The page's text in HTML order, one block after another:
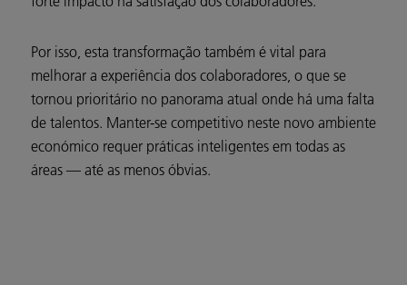
Por isso, esta transformação também é vital para
melhorar a experiência dos colaboradores, o que se
tornou prioritário no panorama atual onde há uma falta
de talentos. Manter-se competitivo neste novo ambiente
económico requer práticas inteligentes em todas as
áreas — até as menos óbvias.